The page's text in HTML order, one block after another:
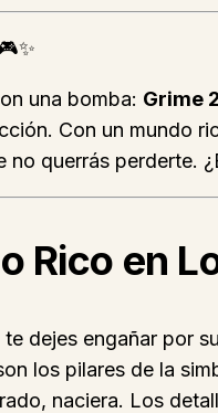
una bomba: Grime 2
Con un mundo
no querrás perderte.
Rico en
dejes engañar por
los pilares de la
naciera. Los